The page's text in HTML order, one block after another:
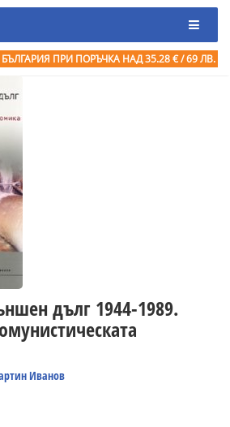
ПРИ ПОРЪЧКА НАД 35.28 € / 69 ЛВ.
дълг 1944-1989.
Иванов